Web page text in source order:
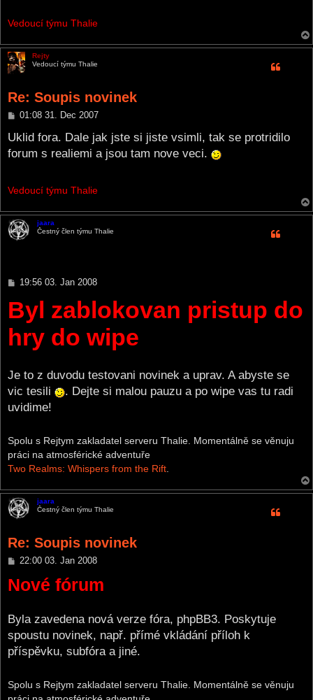
Vedoucí týmu Thalie
Rejty
Vedoucí týmu Thalie
Re: Soupis novinek
P
s
01:08 31. Dec 2007
Uklid fora. Dale jak jste si jiste vsimli, tak se protridilo
forum s realiemi a jsou tam nove veci.
Vedoucí týmu Thalie
jaara
Čestný člen týmu Thalie
P
s
t
19:56 03. Jan 2008
Byl zablokovan pristup do
hry do wipe
Je to z duvodu testovani novinek a uprav. A abyste se
vic tesili
. Dejte si malou pauzu a po wipe vas tu radi
uvidime!
Spolu s Rejtym zakladatel serveru Thalie. Momentálně se věnuju
práci na atmosférické adventuře
Two Realms: Whispers from the Rift
jaara
Čestný člen týmu Thalie
Re: Soupis novinek
P
s
t
22:00 03. Jan 2008
Nové fórum
Byla zavedena nová verze fóra, phpBB3. Poskytuje
spoustu novinek, např. přímé vkládání příloh k
příspěvku, subfóra a jiné.
Spolu s Rejtym zakladatel serveru Thalie. Momentálně se věnuju